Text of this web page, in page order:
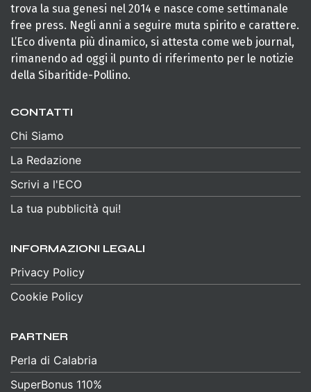
trova la sua genesi nel 2014 e nasce come settimanale
free press. Negli anni a seguire muta spirito e carattere.
L’Eco diventa più dinamico, si attesta come web journal,
rimanendo ad oggi il punto di riferimento per le notizie
della Sibaritide-Pollino.
CONTATTI
Chi Siamo
La Redazione
Scrivi a l'ECO
La tua pubblicità qui!
INFORMAZIONI LEGALI
Privacy Policy
Cookie Policy
PARTNER
Perla di Calabria
SuperBonus 110%